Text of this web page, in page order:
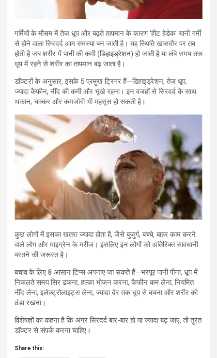
गर्मियों के मौसम में तेज धूप और बढ़ते तापमान के कारण ‘हीट हेडेक’ यानी गर्मी
से होने वाला सिरदर्द आम समस्या बन जाती है। यह स्थिति खासतौर पर तब
होती है जब शरीर में पानी की कमी (डिहाइड्रेशन) हो जाती है या लंबे समय तक
धूप में रहने से शरीर का तापमान बढ़ जाता है।
डॉक्टरों के अनुसार, इसके 5 प्रमुख ट्रिगर हैं—डिहाइड्रेशन, तेज धूप,
ज्यादा कैफीन, नींद की कमी और भूखे रहना। इन वजहों से सिरदर्द के साथ
थकान, चक्कर और कमजोरी भी महसूस हो सकती है।
कुछ लोगों में इसका खतरा ज्यादा होता है, जैसे बुजुर्ग, बच्चे, बाहर काम करने
वाले लोग और माइग्रेन के मरीज। इसलिए इन लोगों को अतिरिक्त सावधानी
बरतने की जरूरत है।
बचाव के लिए 8 आसान टिप्स अपनाए जा सकते हैं—भरपूर पानी पीना, धूप में
निकलते समय सिर ढकना, हल्का भोजन करना, कैफीन कम लेना, नियमित
नींद लेना, इलेक्ट्रोलाइट्स लेना, ज्यादा देर तक धूप से बचना और शरीर को
ठंडा रखना।
विशेषज्ञों का कहना है कि अगर सिरदर्द बार-बार हो या ज्यादा बढ़ जाए, तो तुरंत
डॉक्टर से संपर्क करना चाहिए।
Share this: